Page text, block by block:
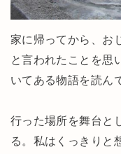
家に帰ってから、お
と言われたことを思
いてある物語を読ん
行った場所を舞台と
る。私はくっきりと